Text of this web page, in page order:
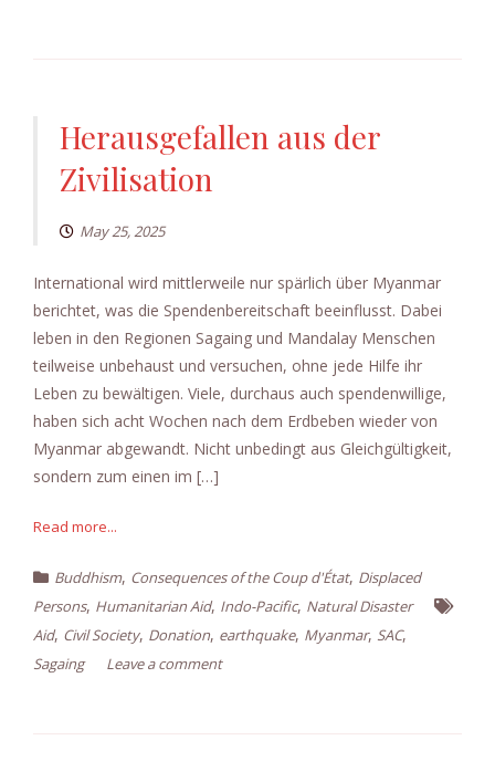
Herausgefallen aus der
Zivilisation
May 25, 2025
International wird mittlerweile nur spärlich über Myanmar
berichtet, was die Spendenbereitschaft beeinflusst. Dabei
leben in den Regionen Sagaing und Mandalay Menschen
teilweise unbehaust und versuchen, ohne jede Hilfe ihr
Leben zu bewältigen. Viele, durchaus auch spendenwillige,
haben sich acht Wochen nach dem Erdbeben wieder von
Myanmar abgewandt. Nicht unbedingt aus Gleichgültigkeit,
sondern zum einen im […]
Read more...
Buddhism, Consequences of the Coup d'État, Displaced
Persons, Humanitarian Aid, Indo-Pacific, Natural Disaster
Aid, Civil Society, Donation, earthquake, Myanmar, SAC,
Sagaing Leave a comment